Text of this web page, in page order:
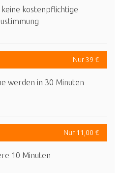
kostenpflichtige
Nur 39 €
werden in 30 Minuten
Nur 11,00 €
10 Minuten